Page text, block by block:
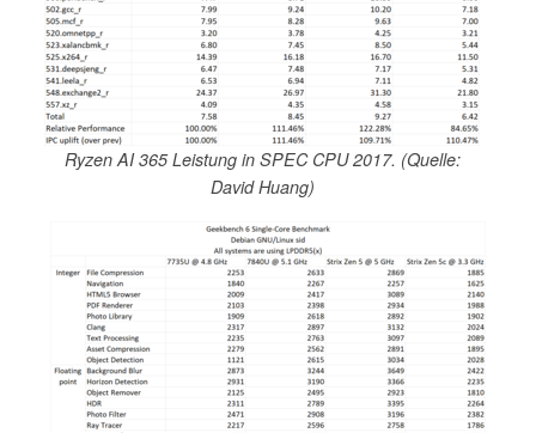
Ryzen AI 365 Leistung in SPEC CPU 2017. (Quelle:
David Huang)